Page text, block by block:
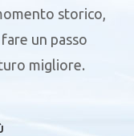
storico,
un passo
migliore.